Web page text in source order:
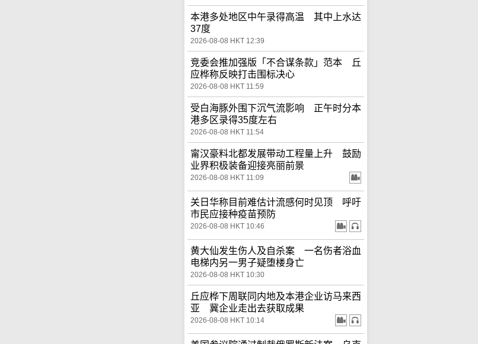
本港多处地区中午录得高温 其中上水达
37度
2026-08-08 HKT 12:39
竞委会推加强版「不合谋条款」范本 丘
应桦称反映打击围标决心
2026-08-08 HKT 11:59
受白海豚外围下沉气流影响 正午时分本
港多区录得35度左右
2026-08-08 HKT 11:54
甯汉豪料北都发展带动工程量上升 鼓励
业界积极装备迎接亮丽前景
2026-08-08 HKT 11:09
关日华称目前难估计流感何时见顶 呼吁
市民应接种疫苗预防
2026-08-08 HKT 10:46
黄大仙发生伤人及自杀案 一名伤者浴血
电梯内另一男子疑堕楼身亡
2026-08-08 HKT 10:30
丘应桦下周联同内地及本港企业访马来西
亚 冀企业走出去获取成果
2026-08-08 HKT 10:14